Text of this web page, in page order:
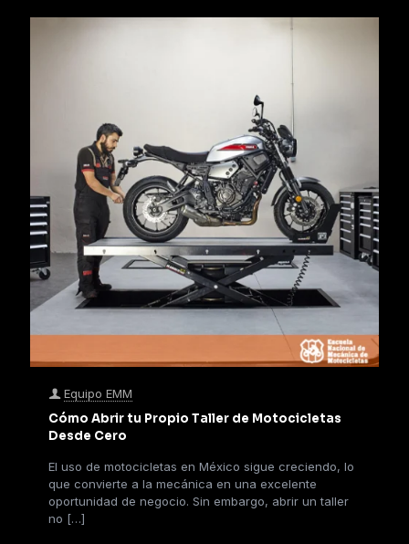
Equipo EMM
Cómo Abrir tu Propio Taller de Motocicletas
Desde Cero
El uso de motocicletas en México sigue creciendo, lo
que convierte a la mecánica en una excelente
oportunidad de negocio. Sin embargo, abrir un taller
no […]